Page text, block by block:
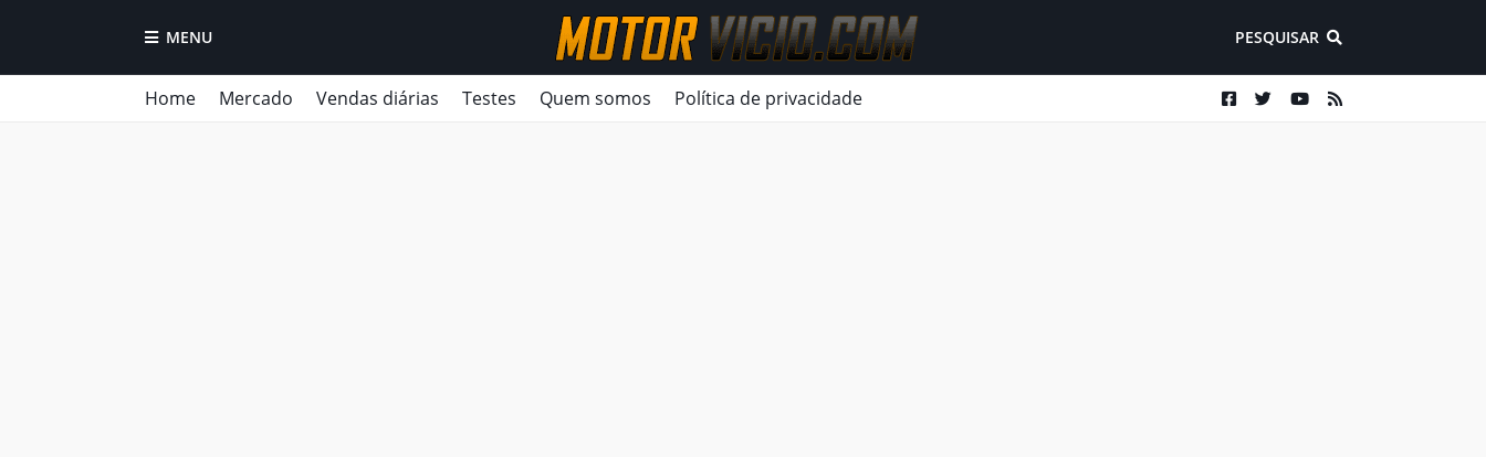
MENU PESQUISAR
Home Mercado Vendas diárias Testes Quem somos Política de privacidade